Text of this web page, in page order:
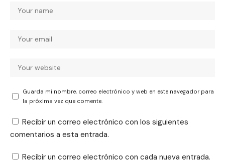
Guarda mi nombre, correo electrónico y web en este navegador para
la próxima vez que comente.
Recibir un correo electrónico con los siguientes
comentarios a esta entrada.
Recibir un correo electrónico con cada nueva entrada.